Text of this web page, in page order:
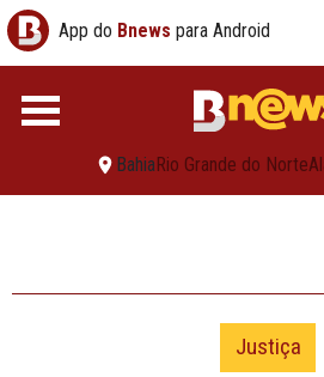
App do Bnews para Android
BahiaRio Grande do Norte
Justiça